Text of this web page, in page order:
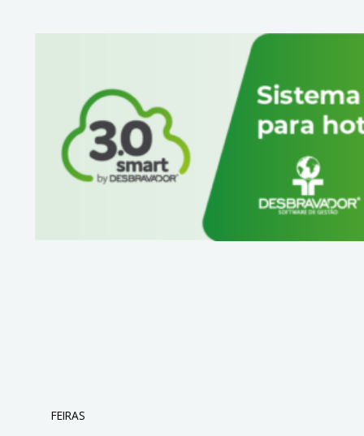
FEIRAS